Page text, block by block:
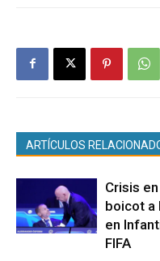
ARTÍCULOS
Crisis
boicot a
en
FIFA